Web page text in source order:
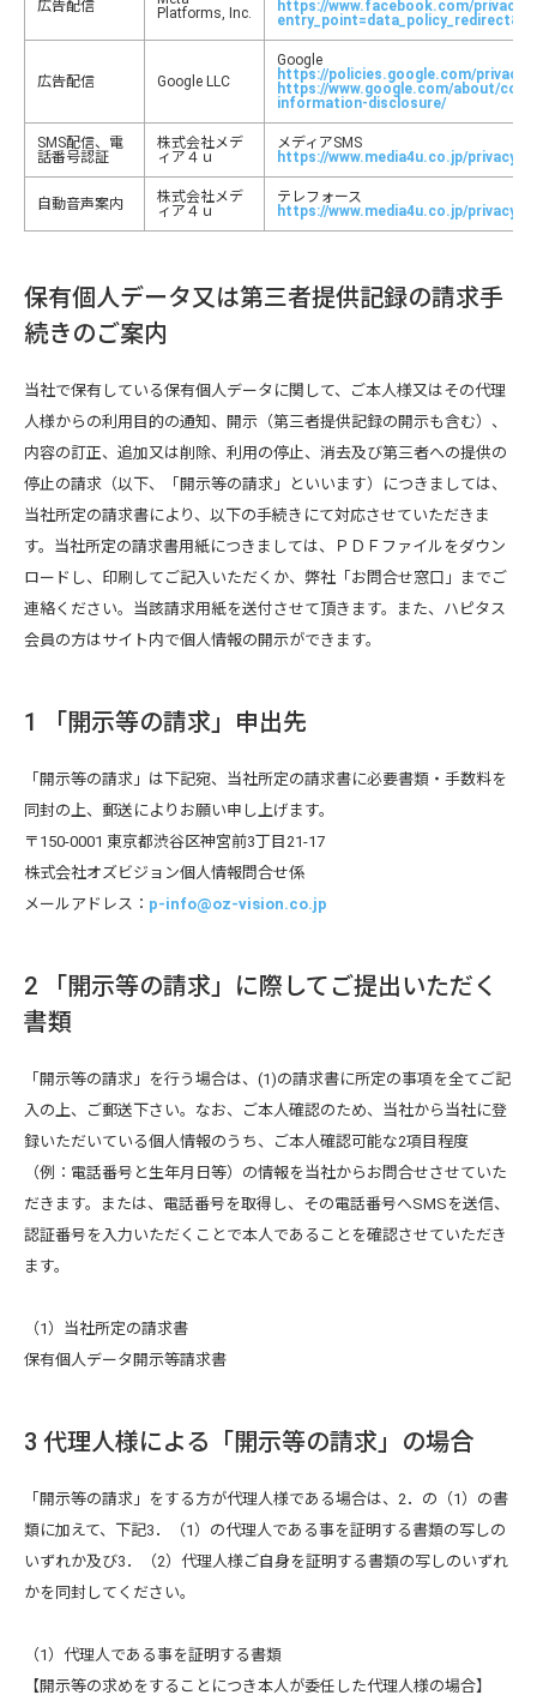
広告配信
Platforms, Inc.
https://www.facebook.com/privacy/
広告配信 Google LLC
Google
https://policies.google.com/privacy
https://www.google.com/about/
information-disclosure/
SMS配信、電
話番号認証
株式会社メデ
ィア４ｕ
メディアSMS
https://www.media4u.co.jp/privacy
自動音声案内
株式会社メデ
ィア４ｕ
テレフォース
https://www.media4u.co.jp/privacy
保有個人データ又は第三者提供記録の請求手
続きのご案内
当社で保有している保有個人データに関して、ご本人様又はその代理
人様からの利用目的の通知、開示（第三者提供記録の開示も含む）、
内容の訂正、追加又は削除、利用の停止、消去及び第三者への提供の
停止の請求（以下、「開示等の請求」といいます）につきましては、
当社所定の請求書により、以下の手続きにて対応させていただきま
す。当社所定の請求書用紙につきましては、ＰＤＦファイルをダウン
ロードし、印刷してご記入いただくか、弊社「お問合せ窓口」までご
連絡ください。当該請求用紙を送付させて頂きます。また、ハピタス
会員の方はサイト内で個人情報の開示ができます。
1 「開示等の請求」申出先
「開示等の請求」は下記宛、当社所定の請求書に必要書類・手数料を
同封の上、郵送によりお願い申し上げます。
〒150-0001 東京都渋谷区神宮前3丁目21-17
株式会社オズビジョン個人情報問合せ係
メールアドレス： p-info@oz-vision.co.jp
2 「開示等の請求」に際してご提出いただく
書類
「開示等の請求」を行う場合は、(1)の請求書に所定の事項を全てご記
入の上、ご郵送下さい。なお、ご本人確認のため、当社から当社に登
録いただいている個人情報のうち、ご本人確認可能な2項目程度
（例：電話番号と生年月日等）の情報を当社からお問合せさせていた
だきます。または、電話番号を取得し、その電話番号へSMSを送信、
認証番号を入力いただくことで本人であることを確認させていただき
ます。
（1）当社所定の請求書
保有個人データ開示等請求書
3 代理人様による「開示等の請求」の場合
「開示等の請求」をする方が代理人様である場合は、2．の（1）の書
類に加えて、下記3．（1）の代理人である事を証明する書類の写しの
いずれか及び3．（2）代理人様ご自身を証明する書類の写しのいずれ
かを同封してください。
（1）代理人である事を証明する書類
【開示等の求めをすることにつき本人が委任した代理人様の場合】